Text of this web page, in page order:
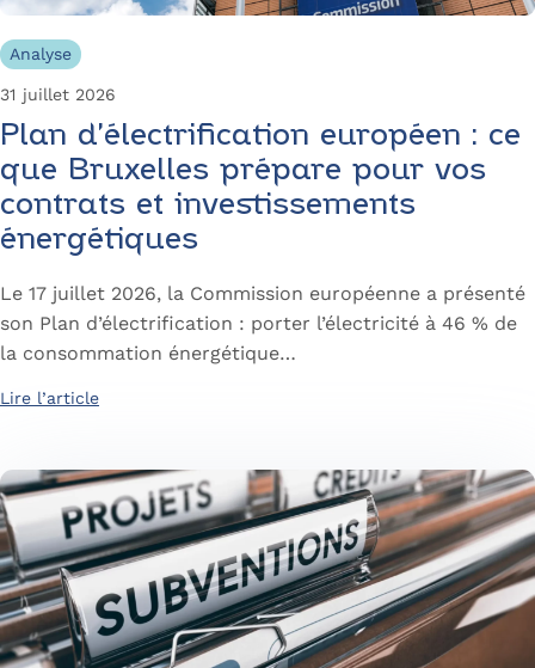
Analyse
31 juillet 2026
Plan d’électrification européen : ce
que Bruxelles prépare pour vos
contrats et investissements
énergétiques
Le 17 juillet 2026, la Commission européenne a présenté
son Plan d’électrification : porter l’électricité à 46 % de
la consommation énergétique…
Lire l’article